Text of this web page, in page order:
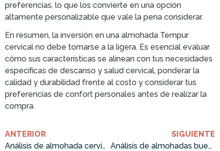
preferencias, lo que los convierte en una opción
altamente personalizable que vale la pena considerar.
En resumen, la inversión en una almohada Tempur
cervical no debe tomarse a la ligera. Es esencial evaluar
cómo sus características se alinean con tus necesidades
específicas de descanso y salud cervical, ponderar la
calidad y durabilidad frente al costo y considerar tus
preferencias de confort personales antes de realizar la
compra.
ANTERIOR
Análisis de almohada cervical para dormir: ¡Cómprala ahora!
SIGUIENTE
Análisis de almohadas buenas para las cervicales: ¡Cómprala ahora!